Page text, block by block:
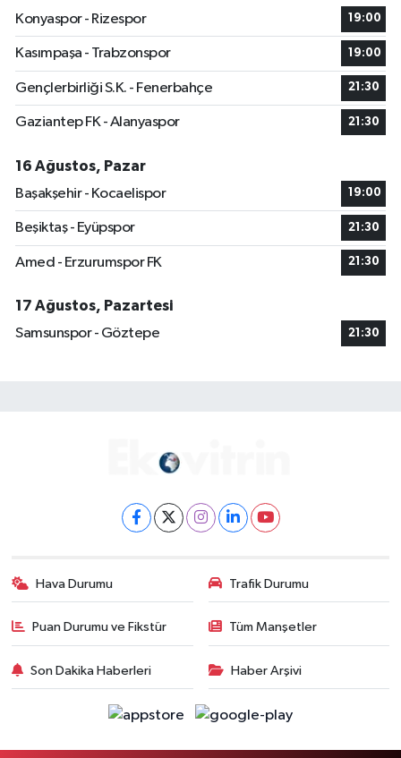
Konyaspor - Rizespor
19:00
Kasımpaşa - Trabzonspor 19:00
Gençlerbirliği S.K. - Fenerbahçe 21:30
Gaziantep FK - Alanyaspor 21:30
16 Ağustos, Pazar
Başakşehir - Kocaelispor
19:00
Beşiktaş - Eyüpspor 21:30
Amed - Erzurumspor FK 21:30
17 Ağustos, Pazartesi
Samsunspor - Göztepe
21:30
Hava Durumu Trafik Durumu
Puan Durumu ve Fikstür Tüm Manşetler
Son Dakika Haberleri Haber Arşivi